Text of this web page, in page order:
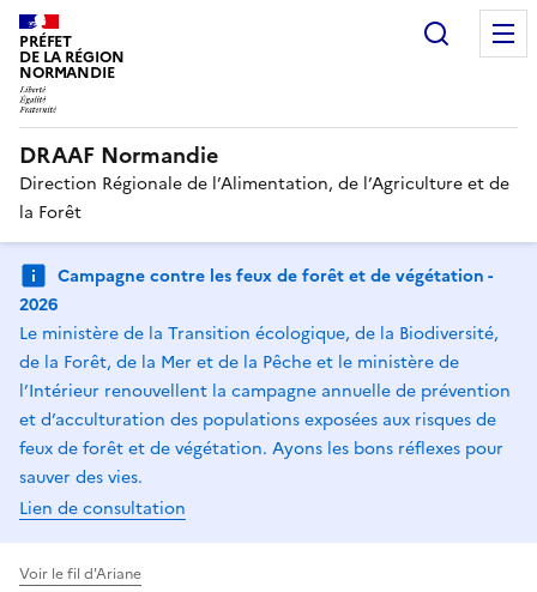
PRÉFET
DE LA RÉGION
NORMANDIE
DRAAF Normandie
Direction Régionale de l’Alimentation, de l’Agriculture et de
la Forêt
Campagne contre les feux de forêt et de végétation -
2026
Le ministère de la Transition écologique, de la Biodiversité,
de la Forêt, de la Mer et de la Pêche et le ministère de
l’Intérieur renouvellent la campagne annuelle de prévention
et d’acculturation des populations exposées aux risques de
feux de forêt et de végétation. Ayons les bons réflexes pour
sauver des vies.
Lien de consultation
Voir le fil d'Ariane